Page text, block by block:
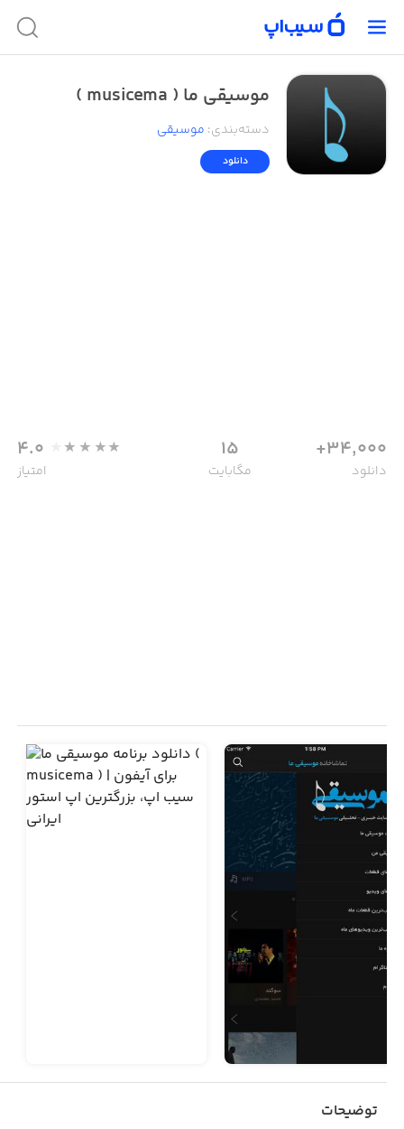
موسیقی ما ( musicema )
دسته‌بندی: موسیقی
دانلود
34,000+
دانلود
15
مگابایت
4.0
امتیاز
توضیحات